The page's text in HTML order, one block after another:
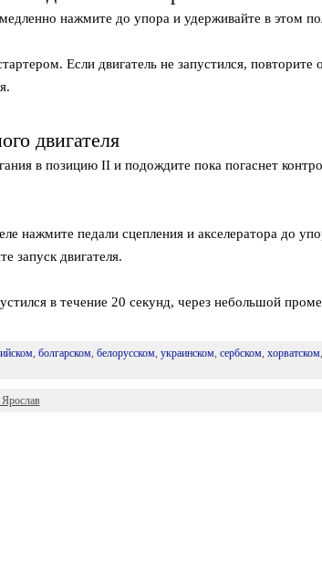
нажмите до упора и удерживайте в этом
Если двигатель не запустился, повторите
двигателя
в позицию II и подождите пока погаснет
нажмите педали сцепления и акселератора до
запуск двигателя.
в течение 20 секунд, через небольшой
, болгарском, белорусском, украинском, сербском, хорватском,